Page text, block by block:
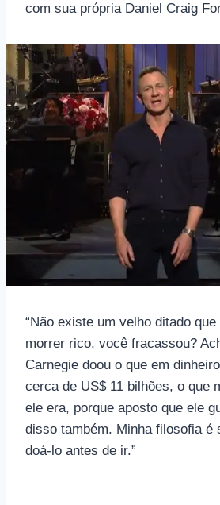
com sua própria Daniel Craig
“Não existe um velho ditado
morrer rico, você fracassou?
Carnegie doou o que em
cerca de US$ 11 bilhões, o que
ele era, porque aposto que ele
disso também. Minha filosofia é
doá-lo antes de ir.”